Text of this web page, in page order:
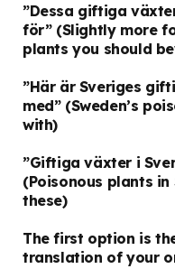
”Dessa giftiga
för”(Slightly more
plants you should
”Här är Sveriges
med”(Sweden’s
with)
”Giftiga växter i
(Poisonous plants
these)
The first option is
translation of your